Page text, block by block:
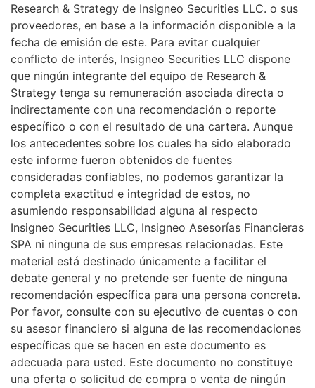
Research & Strategy de Insigneo Securities LLC. o sus
proveedores, en base a la información disponible a la
fecha de emisión de este. Para evitar cualquier
conflicto de interés, Insigneo Securities LLC dispone
que ningún integrante del equipo de Research &
Strategy tenga su remuneración asociada directa o
indirectamente con una recomendación o reporte
específico o con el resultado de una cartera. Aunque
los antecedentes sobre los cuales ha sido elaborado
este informe fueron obtenidos de fuentes
consideradas confiables, no podemos garantizar la
completa exactitud e integridad de estos, no
asumiendo responsabilidad alguna al respecto
Insigneo Securities LLC, Insigneo Asesorías Financieras
SPA ni ninguna de sus empresas relacionadas. Este
material está destinado únicamente a facilitar el
debate general y no pretende ser fuente de ninguna
recomendación específica para una persona concreta.
Por favor, consulte con su ejecutivo de cuentas o con
su asesor financiero si alguna de las recomendaciones
específicas que se hacen en este documento es
adecuada para usted. Este documento no constituye
una oferta o solicitud de compra o venta de ningún